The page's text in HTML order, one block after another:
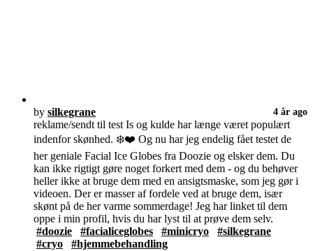
by silkegrane 4 år ago
reklame/sendt til test Is og kulde har længe været populært
indenfor skønhed. ❄️❤️ Og nu har jeg endelig fået testet de
her geniale Facial Ice Globes fra Doozie og elsker dem. Du
kan ikke rigtigt gøre noget forkert med dem - og du behøver
heller ikke at bruge dem med en ansigtsmaske, som jeg gør i
videoen. Der er masser af fordele ved at bruge dem, især
skønt på de her varme sommerdage! Jeg har linket til dem
oppe i min profil, hvis du har lyst til at prøve dem selv.
#doozie
#facialiceglobes #minicryo
#silkegrane
#cryo
#hjemmebehandling